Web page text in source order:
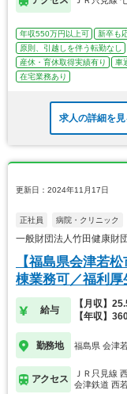
年収550万円以上可 新卒も
原則、引越しを伴う転勤なし
産休・育休取得実績有り
車
在宅業務あり
求人の詳細を見
更新日：2024年11月17日
正社員 病院・クリニック
一般財団法人竹田健康財
【福島県会津若
棟業務可／福利厚
給与
【月収】
【年収】
勤務地 福島県 会津
アクセス
ＪＲ只見線
会津鉄道 西